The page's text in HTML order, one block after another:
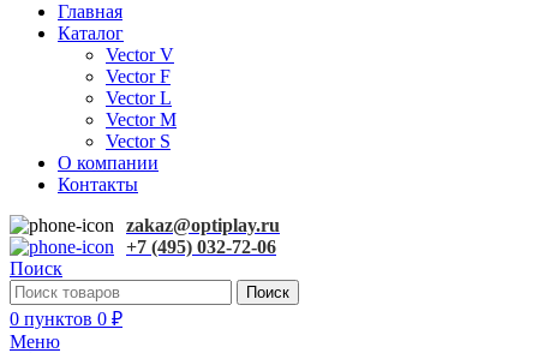
Главная
Каталог
Vector V
Vector F
Vector L
Vector M
Vector S
О компании
Контакты
zakaz@optiplay.ru
+7 (495) 032-72-06
Поиск
Поиск
0 пунктов 0 ₽
Меню